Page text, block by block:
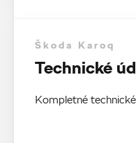
Škoda Karoq
Technické
Kompletné